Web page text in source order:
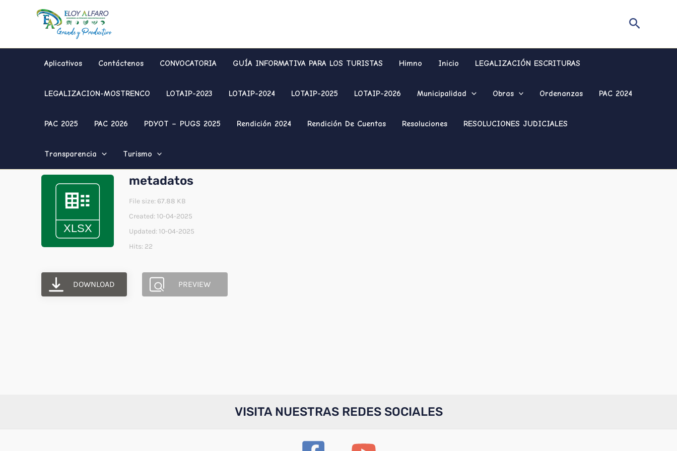
Buscar
Aplicativos Contáctenos CONVOCATORIA GUÍA INFORMATIVA PARA LOS TURISTAS Himno Inicio LEGALIZACIÓN ESCRITURAS
LEGALIZACION-MOSTRENCO LOTAIP-2023 LOTAIP-2024 LOTAIP-2025 LOTAIP-2026 Municipalidad Obras Ordenanzas PAC 2024
PAC 2025 PAC 2026 PDYOT – PUGS 2025 Rendición 2024 Rendición De Cuentas Resoluciones RESOLUCIONES JUDICIALES
Transparencia Turismo
metadatos
File size: 67.88 KB
Created: 10-04-2025
Updated: 10-04-2025
Hits: 22
DOWNLOAD PREVIEW
VISITA NUESTRAS REDES SOCIALES